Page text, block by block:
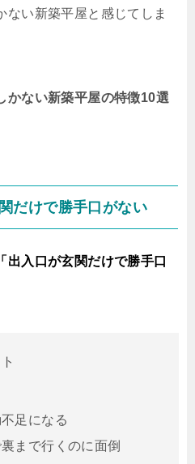
ない新築平屋と感じてしま
かない新築平屋の特徴10選
だけで勝手口がない
「出入口が玄関だけで勝手口
足になる
まで行くのに面倒